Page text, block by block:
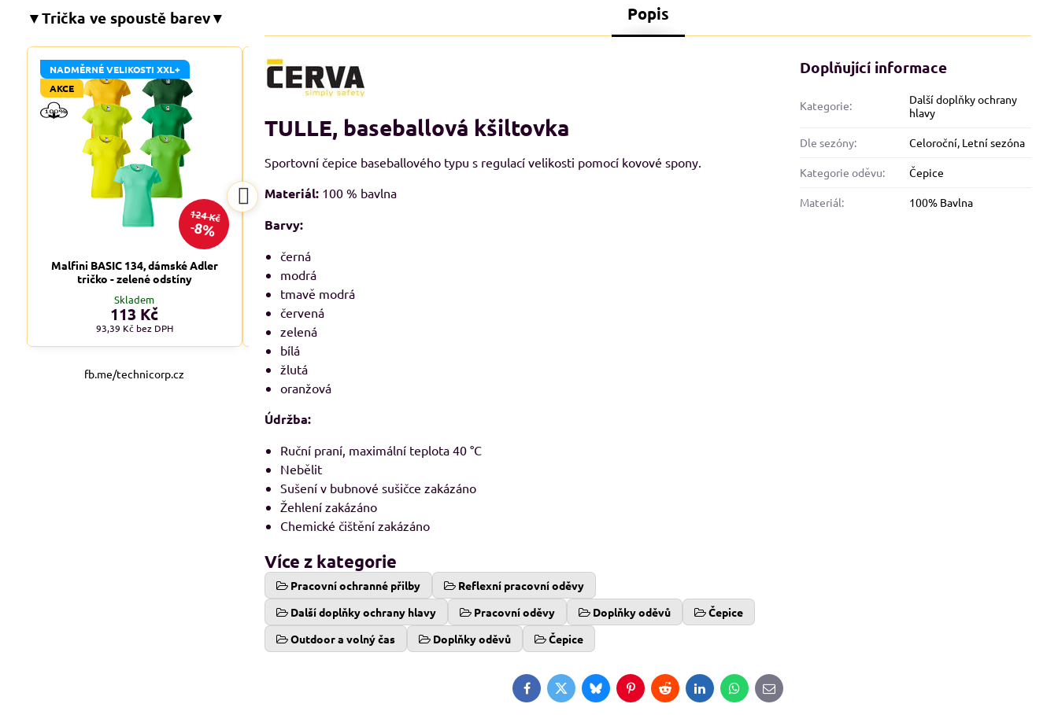
Popis
TULLE, baseballová kšiltovka
Sportovní čepice baseballového typu s regulací velikosti pomocí kovové spony.
Materiál: 100 % bavlna
Barvy:
černá
modrá
tmavě modrá
červená
zelená
bílá
žlutá
oranžová
Údržba:
Ruční praní, maximální teplota 40 °C
Nebělit
Sušení v bubnové sušičce zakázáno
Žehlení zakázáno
Chemické čištění zakázáno
Více z kategorie
Pracovní ochranné přilby
Reflexní pracovní oděvy
Další doplňky ochrany hlavy
Pracovní oděvy Doplňky oděvů
Čepice
Outdoor a volný čas
Doplňky oděvů Čepice
Doplňující informace
Kategorie:
Další doplňky ochrany
hlavy
Dle sezóny: Celoroční, Letní sezóna
Kategorie oděvu: Čepice
Materiál: 100% Bavlna
FacebookTwitterBlueskyPinterestRedditLinkedInWhatsApp
E-
mail
▼Trička ve spoustě barev▼
124 Kč
8%
NADMĚRNÉ VELIKOSTI XXL+
AKCE
Malfini BASIC 134, dámské Adler
tričko - zelené odstíny
Skladem
113 Kč
93,39 Kč bez DPH
NADMĚRNÉ VELIKOSTI XXL+
AKCE
Malfini BASIC 129, pánské Adler
tričko - tmavé odstíny
Skladem
od 109 Kč
od 90,08 Kč
NADMĚRNÉ VELIKOSTI XXL+
NADMĚRNÉ VELIKOSTI XXL+
fb.me/technicorp.cz